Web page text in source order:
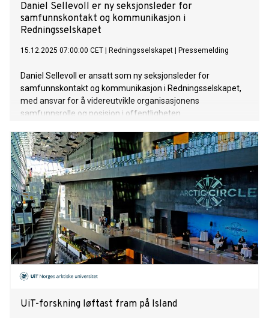
Daniel Sellevoll er ny seksjonsleder for
samfunnskontakt og kommunikasjon i
Redningsselskapet
15.12.2025 07:00:00 CET Redningsselskapet Pressemelding
Daniel Sellevoll er ansatt som ny seksjonsleder for
samfunnskontakt og kommunikasjon i Redningsselskapet,
med ansvar for å videreutvikle organisasjonens
samfunnsrolle og posisjon i offentligheten.
UiT-forskning løftast fram på Island